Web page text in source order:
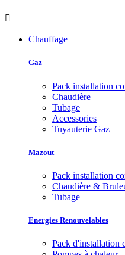

Chauffage
Gaz
Pack installation
Chaudière
Tubage
Accessories
Tuyauterie Gaz
Mazout
Pack installation
Chaudière &
Tubage
Energies Renouvelables
Pack d'installation